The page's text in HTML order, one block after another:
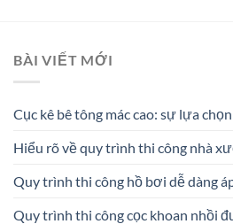
BÀI VIẾT MỚI
Cục kê bê tông mác cao: sự lựa
Hiểu rõ về quy trình thi công nhà
Quy trình thi công hồ bơi dễ dàng
Quy trình thi công cọc khoan nhồi